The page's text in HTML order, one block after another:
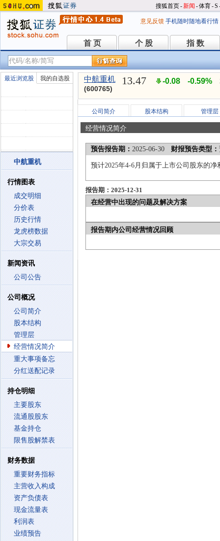
搜狐首页-新闻 -体育-S
意见反馈 手机随时随地看行情
首 页
首 页 个 股
个 股 指 数
指 数
最近浏览股 我的自选股
中航重机
行情图表
成交明细
分价表
历史行情
龙虎榜数据
大宗交易
新闻资讯
公司公告
公司概况
公司简介
股本结构
管理层
经营情况简介
重大事项备忘
分红送配记录
持仓明细
主要股东
流通股股东
基金持仓
限售股解禁表
财务数据
重要财务指标
主营收入构成
资产负债表
现金流量表
利润表
业绩预告
中航重机
(600765)
13.47 -0.08 -0.59%
公司简介 股本结构 管理层
经营情况简介
预告报告期： 2025-06-30 财报预告类型：
预计2025年4-6月归属于上市公司股东的
报告期：2025-12-31
在经营中出现的问题及解决方案
报告期内公司经营情况回顾